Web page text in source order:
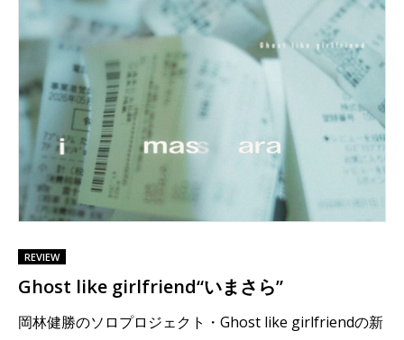
REVIEW
Ghost like girlfriend“いまさら”
岡林健勝のソロプロジェクト・Ghost like girlfriendの新